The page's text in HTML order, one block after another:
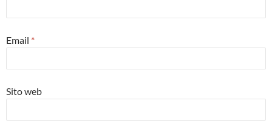
Email *
Sito web